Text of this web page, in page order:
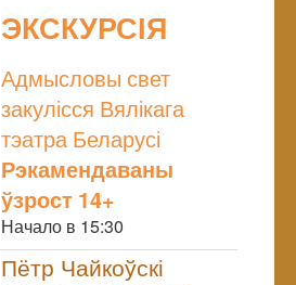
ЭКСКУРСІЯ
Адмысловы свет
закулісся Вялікага
тэатра Беларусі
Рэкамендаваны
ўзрост 14+
Начало в 15:30
Пётр Чайкоўскі